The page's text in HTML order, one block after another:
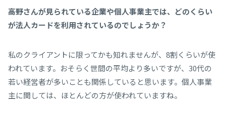
――高野さんが見られている企業や個人事業主では、どのくらい
が法人カードを利用されているのでしょうか？
私のクライアントに限ってかも知れませんが、8割くらいが使
われています。おそらく世間の平均より多いですが、30代の
若い経営者が多いことも関係していると思います。個人事業
主に関しては、ほとんどの方が使われていますね。